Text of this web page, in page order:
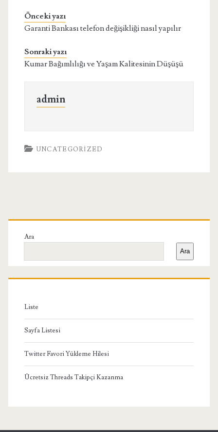
Önceki yazı
Garanti Bankası telefon değişikliği nasıl yapılır
Sonraki yazı
Kumar Bağımlılığı ve Yaşam Kalitesinin Düşüşü
admin
UNCATEGORIZED
Birincil
Yan
Menü
Ara
Ara
Liste
Sayfa Listesi
Twitter Favori Yükleme Hilesi
Ücretsiz Threads Takipçi Kazanma